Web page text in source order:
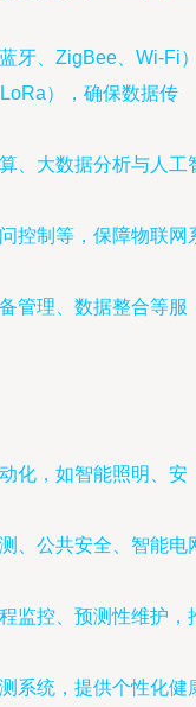
牙、ZigBee、Wi-Fi
），确保数据传
、大数据分析与人工
控制等，保障物联网
管理、数据整合等服
化，如智能照明、安
、公共安全、智能电
监控、预测性维护，
系统，提供个性化健